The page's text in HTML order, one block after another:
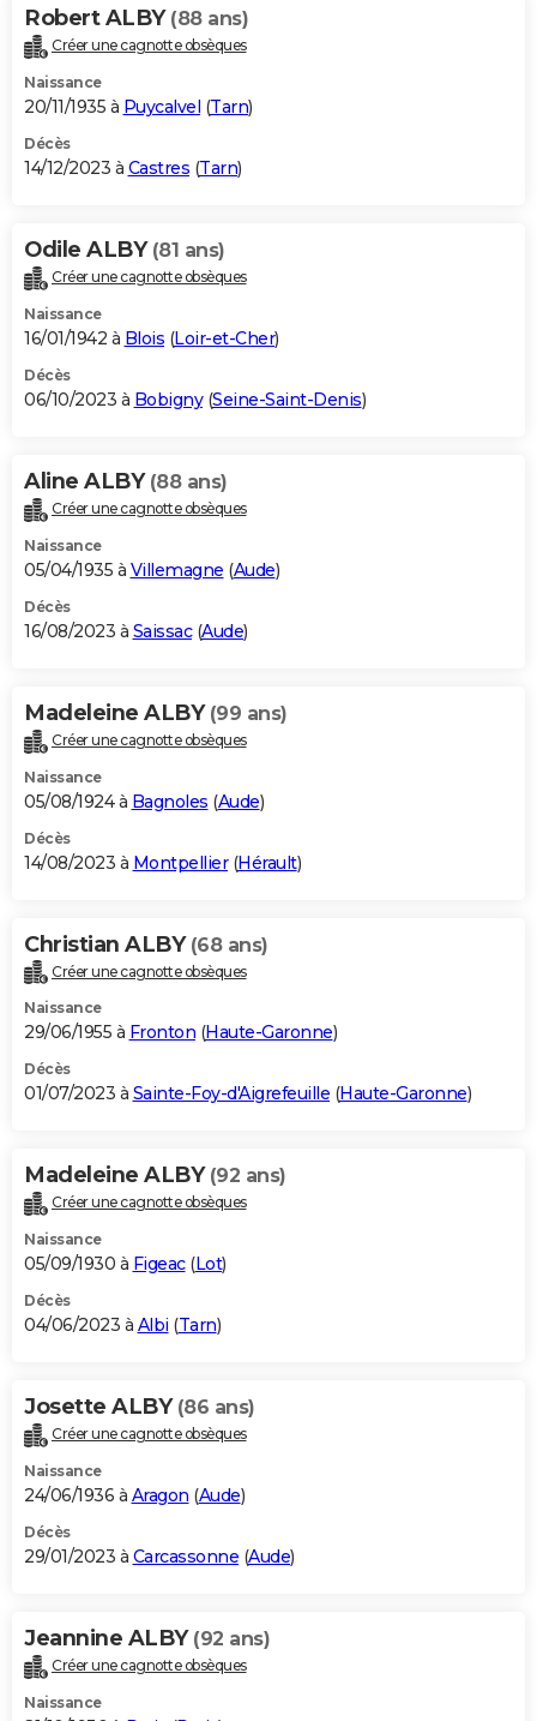
Robert ALBY (88 ans)
Créer une cagnotte obsèques
Naissance
20/11/1935 à Puycalvel (Tarn)
Décès
14/12/2023 à Castres (Tarn)
Odile ALBY (81 ans)
Créer une cagnotte obsèques
Naissance
16/01/1942 à Blois (Loir-et-Cher)
Décès
06/10/2023 à Bobigny(Seine-Saint-Denis)
Aline ALBY (88 ans)
Créer une cagnotte obsèques
Naissance
05/04/1935 à Villemagne (Aude)
Décès
16/08/2023 à Saissac(Aude)
Madeleine ALBY (99 ans)
Créer une cagnotte obsèques
Naissance
05/08/1924 à Bagnoles (Aude)
Décès
14/08/2023 à Montpellier(Hérault)
Christian ALBY (68 ans)
Créer une cagnotte obsèques
Naissance
29/06/1955 à Fronton (Haute-Garonne)
Décès
01/07/2023 à Sainte-Foy-d'Aigrefeuille (Haute-Garonne)
Madeleine ALBY (92 ans)
Créer une cagnotte obsèques
Naissance
05/09/1930 à Figeac(Lot)
Décès
04/06/2023 à Albi (Tarn)
Josette ALBY (86 ans)
Créer une cagnotte obsèques
Naissance
24/06/1936 à Aragon (Aude)
Décès
29/01/2023 à Carcassonne (Aude)
Jeannine ALBY (92 ans)
Créer une cagnotte obsèques
Naissance